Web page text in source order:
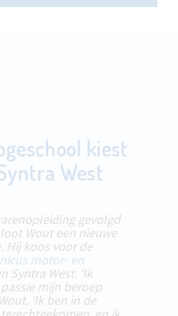
kiest
West
gevolgd
Wout een nieuwe
Hij koos voor de
motor- en
Syntra West. ‘Ik
mijn beroep
‘Ik ben in de